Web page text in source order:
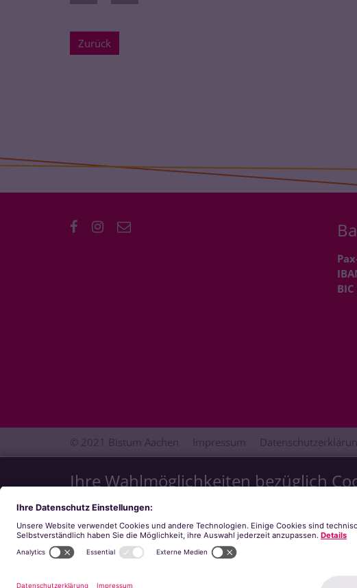
Ihre Wahlmöglichkeiten bezüglich
Wir möchten Ihnen ein optimales Webseiten-Erlebnis zu
Zustimmung verwenden wir auch Cookies, die zur Anzeige
welche Kategorien Sie zulassen möchten. Bitte beachten
stehen. Weitere Informationen finden Sie in unserer
Zurück
BIC
© 2021 Bistum Aachen Impressum